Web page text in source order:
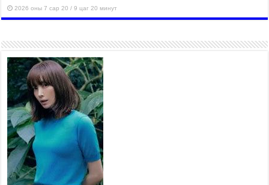
2026 оны 7 сар 20 / 9 цаг 20 минут
шугам хоолойн ажил 80
хувьтай үргэлжилж байна
2026 оны 7 сар 20 / 9 цаг 14 минут
Усархаг аадар бороо орж
байгаа тул аюулгүй байдлаа
хангаж, үер усны аюулаас
сэрэмжлэхийг нийслэлийн
Онцгой байдлын газраас анхааруулж байна
2026 оны 7 сар 20 / 9 цаг 09 минут
311 алба хаагч, 119 техник хэрэгсэлтэй ажиллаж
үер усны аюул, болзошгүй эрсдэлээс сэргийлж